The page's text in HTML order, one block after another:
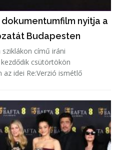
nyitja a
Budapesten
című iráni
csütörtökön
idei Re:Verzió ismétlő